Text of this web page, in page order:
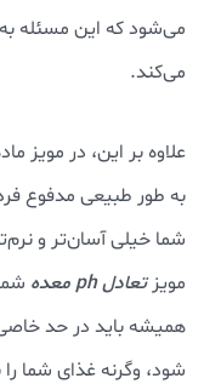
می‌شود که این مسئله
می‌کند.
علاوه بر این، در مویز
به طور طبیعی مدفوع
شما خیلی آسان‌تر و
مویزتعادل ph معده
همیشه باید در حد
شود، وگرنه غذای شما